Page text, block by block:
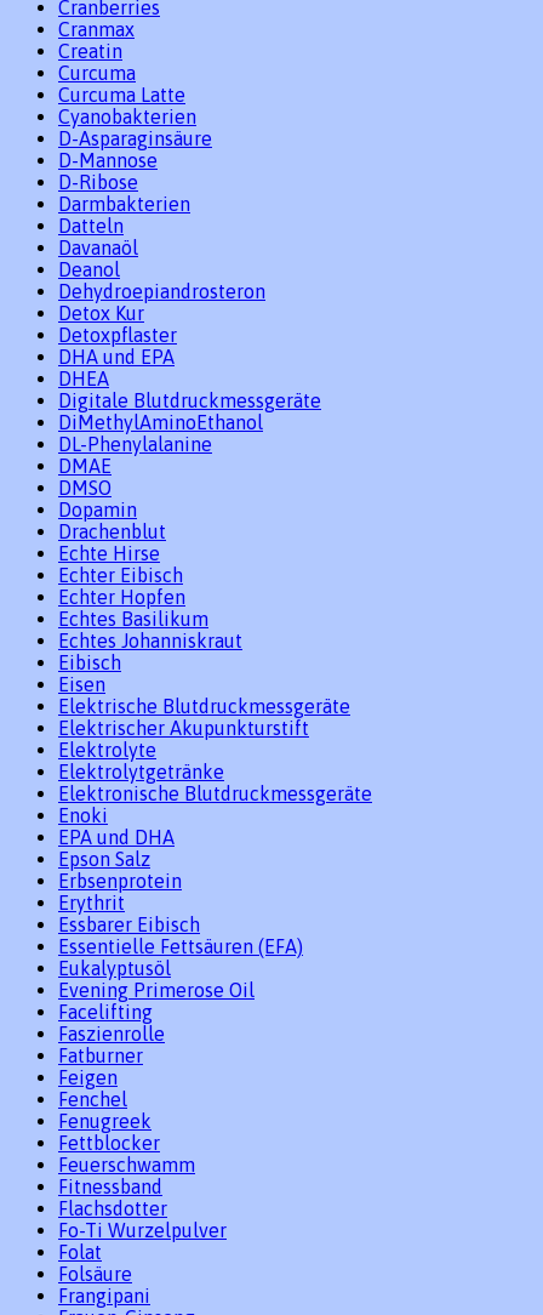
Cranberries
Cranmax
Creatin
Curcuma
Curcuma Latte
Cyanobakterien
D-Asparaginsäure
D-Mannose
D-Ribose
Darmbakterien
Datteln
Davanaöl
Deanol
Dehydroepiandrosteron
Detox Kur
Detoxpflaster
DHA und EPA
DHEA
Digitale Blutdruckmessgeräte
DiMethylAminoEthanol
DL-Phenylalanine
DMAE
DMSO
Dopamin
Drachenblut
Echte Hirse
Echter Eibisch
Echter Hopfen
Echtes Basilikum
Echtes Johanniskraut
Eibisch
Eisen
Elektrische Blutdruckmessgeräte
Elektrischer Akupunkturstift
Elektrolyte
Elektrolytgetränke
Elektronische Blutdruckmessgeräte
Enoki
EPA und DHA
Epson Salz
Erbsenprotein
Erythrit
Essbarer Eibisch
Essentielle Fettsäuren (EFA)
Eukalyptusöl
Evening Primerose Oil
Facelifting
Faszienrolle
Fatburner
Feigen
Fenchel
Fenugreek
Fettblocker
Feuerschwamm
Fitnessband
Flachsdotter
Fo-Ti Wurzelpulver
Folat
Folsäure
Frangipani